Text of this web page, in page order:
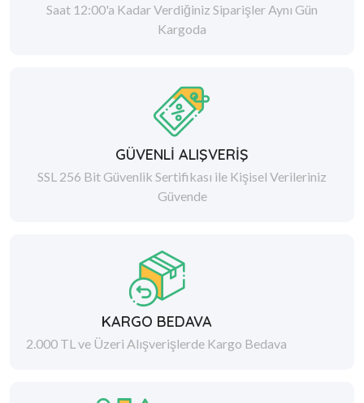
Saat 12:00'a Kadar Verdiğiniz Siparişler Aynı Gün
Kargoda
GÜVENLİ ALIŞVERİŞ
SSL 256 Bit Güvenlik Sertifikası ile Kişisel Verileriniz
Güvende
KARGO BEDAVA
2.000 TL ve Üzeri Alışverişlerde Kargo Bedava